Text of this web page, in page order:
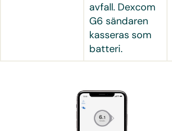
avfall. Dexcom
G6 sändaren
kasseras som
batteri.